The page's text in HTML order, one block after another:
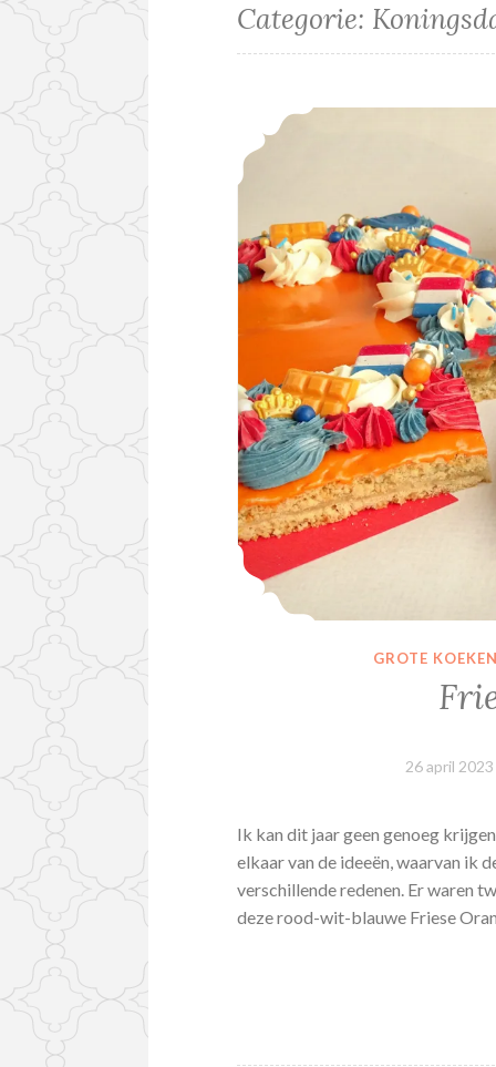
Categorie:
GROTE KOEKEN
26 april 2023
Ik kan dit jaar geen genoeg
elkaar van de ideeën, waarvan ik
verschillende redenen. Er waren
deze rood-wit-blauwe Friese